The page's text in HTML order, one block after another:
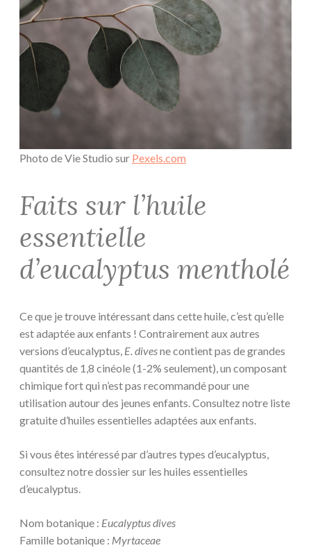
Photo de Vie Studio sur Pexels.com
Faits sur l’huile
essentielle
d’eucalyptus mentholé
Ce que je trouve intéressant dans cette huile, c’est qu’elle
est adaptée aux enfants ! Contrairement aux autres
versions d’eucalyptus, E. divesne contient pas de grandes
quantités de 1,8 cinéole (1-2% seulement), un composant
chimique fort qui n’est pas recommandé pour une
utilisation autour des jeunes enfants. Consultez notre liste
gratuite d’huiles essentielles adaptées aux enfants.
Si vous êtes intéressé par d’autres types d’eucalyptus,
consultez notre dossier sur les huiles essentielles
d’eucalyptus.
Nom botanique : Eucalyptus dives
Famille botanique : Myrtaceae